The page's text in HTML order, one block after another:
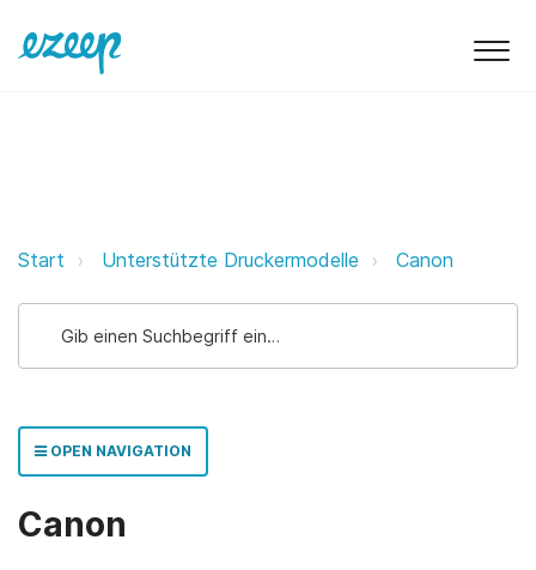
Canon ezeep Support Support
Start Unterstützte Druckermodelle Canon
OPEN NAVIGATION
Canon